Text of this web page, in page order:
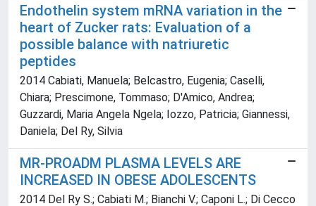
Endothelin system mRNA variation in the
heart of Zucker rats: Evaluation of a
possible balance with natriuretic
peptides
2014 Cabiati, Manuela; Belcastro, Eugenia; Caselli,
Chiara; Prescimone, Tommaso; D'Amico, Andrea;
Guzzardi, Maria Angela Ngela; Iozzo, Patricia; Giannessi,
Daniela; Del Ry, Silvia
MR-PROADM PLASMA LEVELS ARE
INCREASED IN OBESE ADOLESCENTS
2014 Del Ry S.; Cabiati M.; Bianchi V.; Caponi L.; Di Cecco